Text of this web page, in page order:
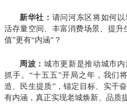
新华社： 请问河东区将如何
活存量空间、丰富消费场景、提升
值”更有“内涵”？
周波： 城市更新是推动城市
抓手。“十五五”开局之年，我们
造、民生提质”，锚定目标、实干
有内涵，真正实现老城焕新、品质